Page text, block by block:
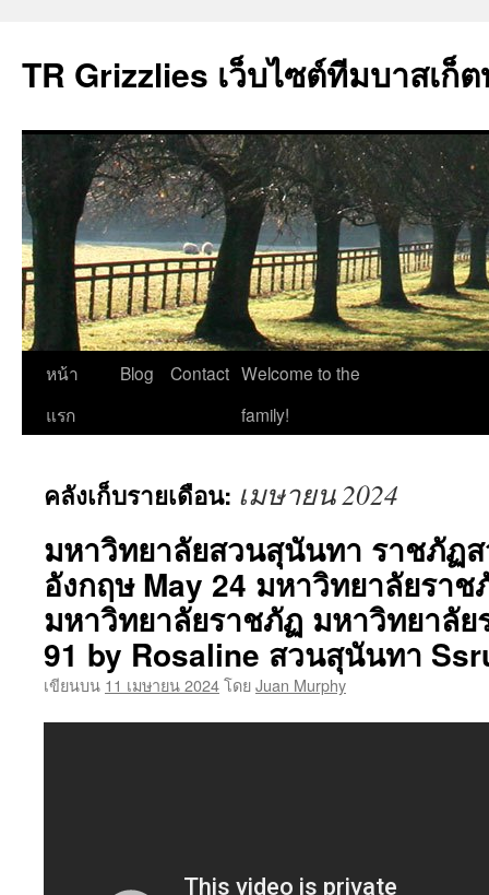
TR Grizzlies เว็บไซต์ทีมบาสเก็
ข้าม
ไป
เนื้อหา
หน้า
แรก
Blog Contact Welcome to the
family!
คลังเก็บรายเดือน: เมษายน 2024
มหาวิทยาลัยสวนสุนันทา ราชภัฏ
อังกฤษ May 24 มหาวิทยาลัยรา
มหาวิทยาลัยราชภัฏ มหาวิทยาลั
91 by Rosaline สวนสุนันทา
เขียนบน 11 เมษายน 2024โดยJuan Murphy